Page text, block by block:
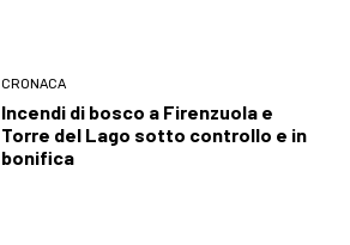
CRONACA
Incendi di bosco a Firenzuola e
Torre del Lago sotto controllo e in
bonifica